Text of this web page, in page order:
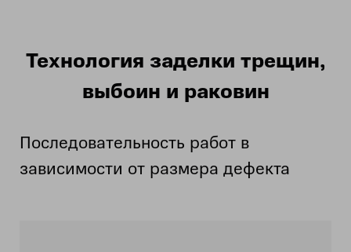
Технология заделки трещин,
выбоин и раковин
Последовательность работ в
зависимости от размера дефекта